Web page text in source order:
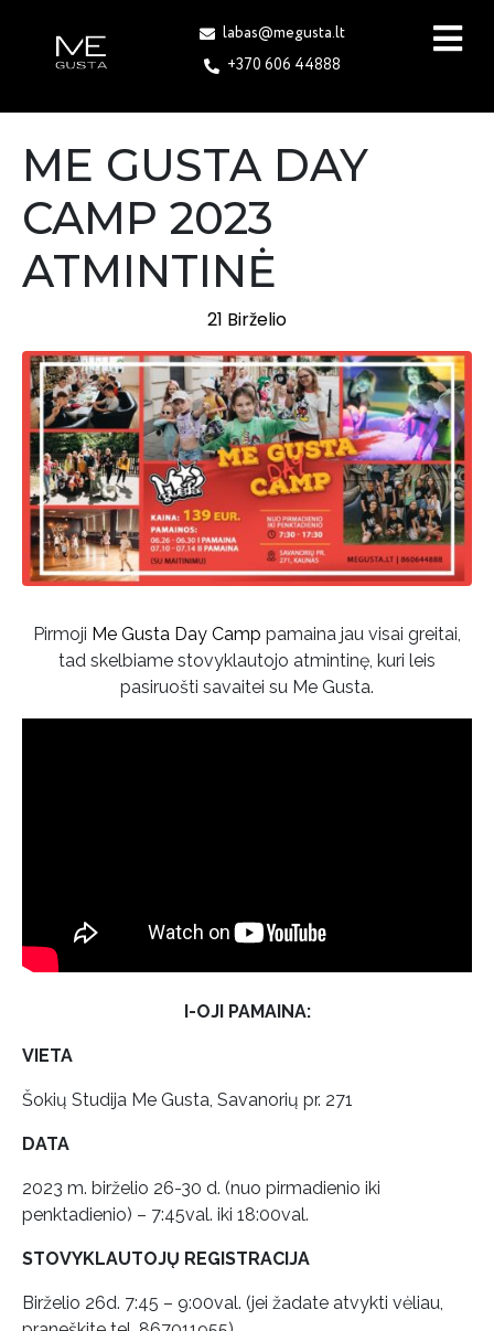
labas@megusta.lt
+370 606 44888
ME GUSTA DAY
CAMP 2023
ATMINTINĖ
21 Birželio
Pirmoji Me Gusta Day Camp pamaina jau visai greitai,
tad skelbiame stovyklautojo atmintinę, kuri leis
pasiruošti savaitei su Me Gusta.
I-OJI PAMAINA:
VIETA
Šokių Studija Me Gusta, Savanorių pr. 271
DATA
2023 m. birželio 26-30 d. (nuo pirmadienio iki
penktadienio) – 7:45val. iki 18:00val.
STOVYKLAUTOJŲ REGISTRACIJA
Birželio 26d. 7:45 – 9:00val. (jei žadate atvykti vėliau,